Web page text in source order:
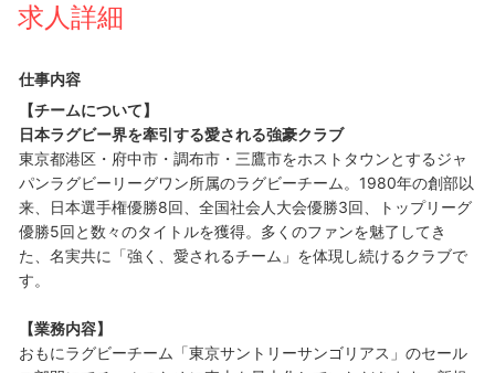
求人詳細
仕事内容
【チームについて】
日本ラグビー界を牽引する愛される強豪クラブ
東京都港区・府中市・調布市・三鷹市をホストタウンとするジャ
パンラグビーリーグワン所属のラグビーチーム。1980年の創部以
来、日本選手権優勝8回、全国社会人大会優勝3回、トップリーグ
優勝5回と数々のタイトルを獲得。多くのファンを魅了してき
た、名実共に「強く、愛されるチーム」を体現し続けるクラブで
す。
【業務内容】
おもにラグビーチーム「東京サントリーサンゴリアス」のセール